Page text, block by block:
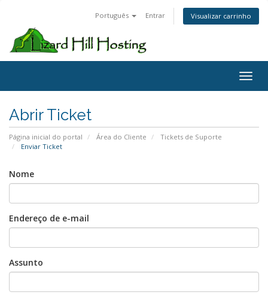
Português Entrar Visualizar carrinho
Abrir Ticket
Página inicial do portal Área do Cliente
Tickets de Suporte
Enviar Ticket
Nome
Endereço de e-mail
Assunto